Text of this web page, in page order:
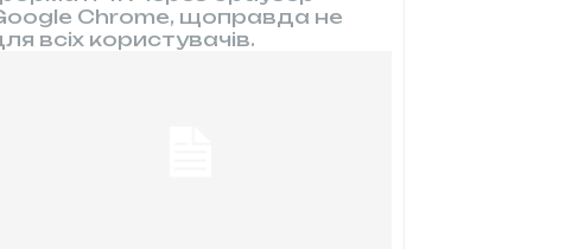
Chrome, щоправда не
всіх користувачів.